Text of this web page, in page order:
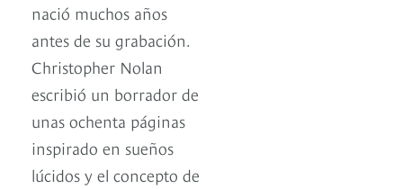
nació muchos años
antes de su grabación.
Christopher Nolan
escribió un borrador de
unas ochenta páginas
inspirado en sueños
lúcidos y el concepto de